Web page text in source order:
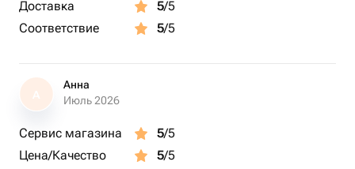
Доставка
5/5
Соответствие
5/5
А
Анна
Июль 2026
Сервис магазина 5/5
Цена/Качество
5/5